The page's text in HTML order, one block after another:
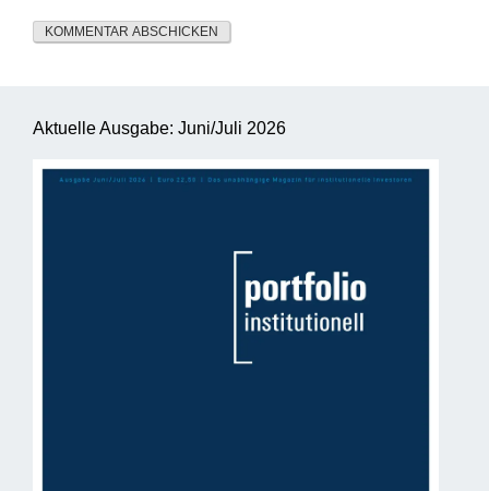
Aktuelle Ausgabe: Juni/Juli 2026